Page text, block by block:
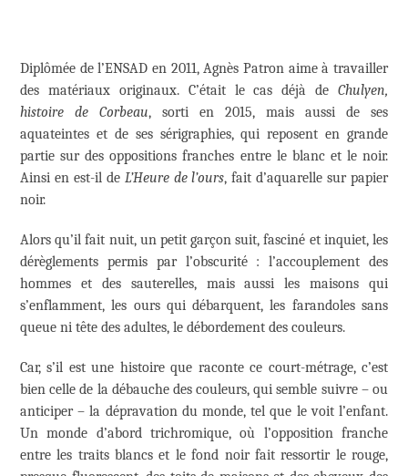
Diplômée de l’ENSAD en 2011, Agnès Patron aime à travailler
des matériaux originaux. C’était le cas déjà de Chulyen,
histoire de Corbeau, sorti en 2015, mais aussi de ses
aquateintes et de ses sérigraphies, qui reposent en grande
partie sur des oppositions franches entre le blanc et le noir.
Ainsi en est-il de L’Heure de l’ours, fait d’aquarelle sur papier
noir.
Alors qu’il fait nuit, un petit garçon suit, fasciné et inquiet, les
dérèglements permis par l’obscurité : l’accouplement des
hommes et des sauterelles, mais aussi les maisons qui
s’enflamment, les ours qui débarquent, les farandoles sans
queue ni tête des adultes, le débordement des couleurs.
Car, s’il est une histoire que raconte ce court-métrage, c’est
bien celle de la débauche des couleurs, qui semble suivre – ou
anticiper – la dépravation du monde, tel que le voit l’enfant.
Un monde d’abord trichromique, où l’opposition franche
entre les traits blancs et le fond noir fait ressortir le rouge,